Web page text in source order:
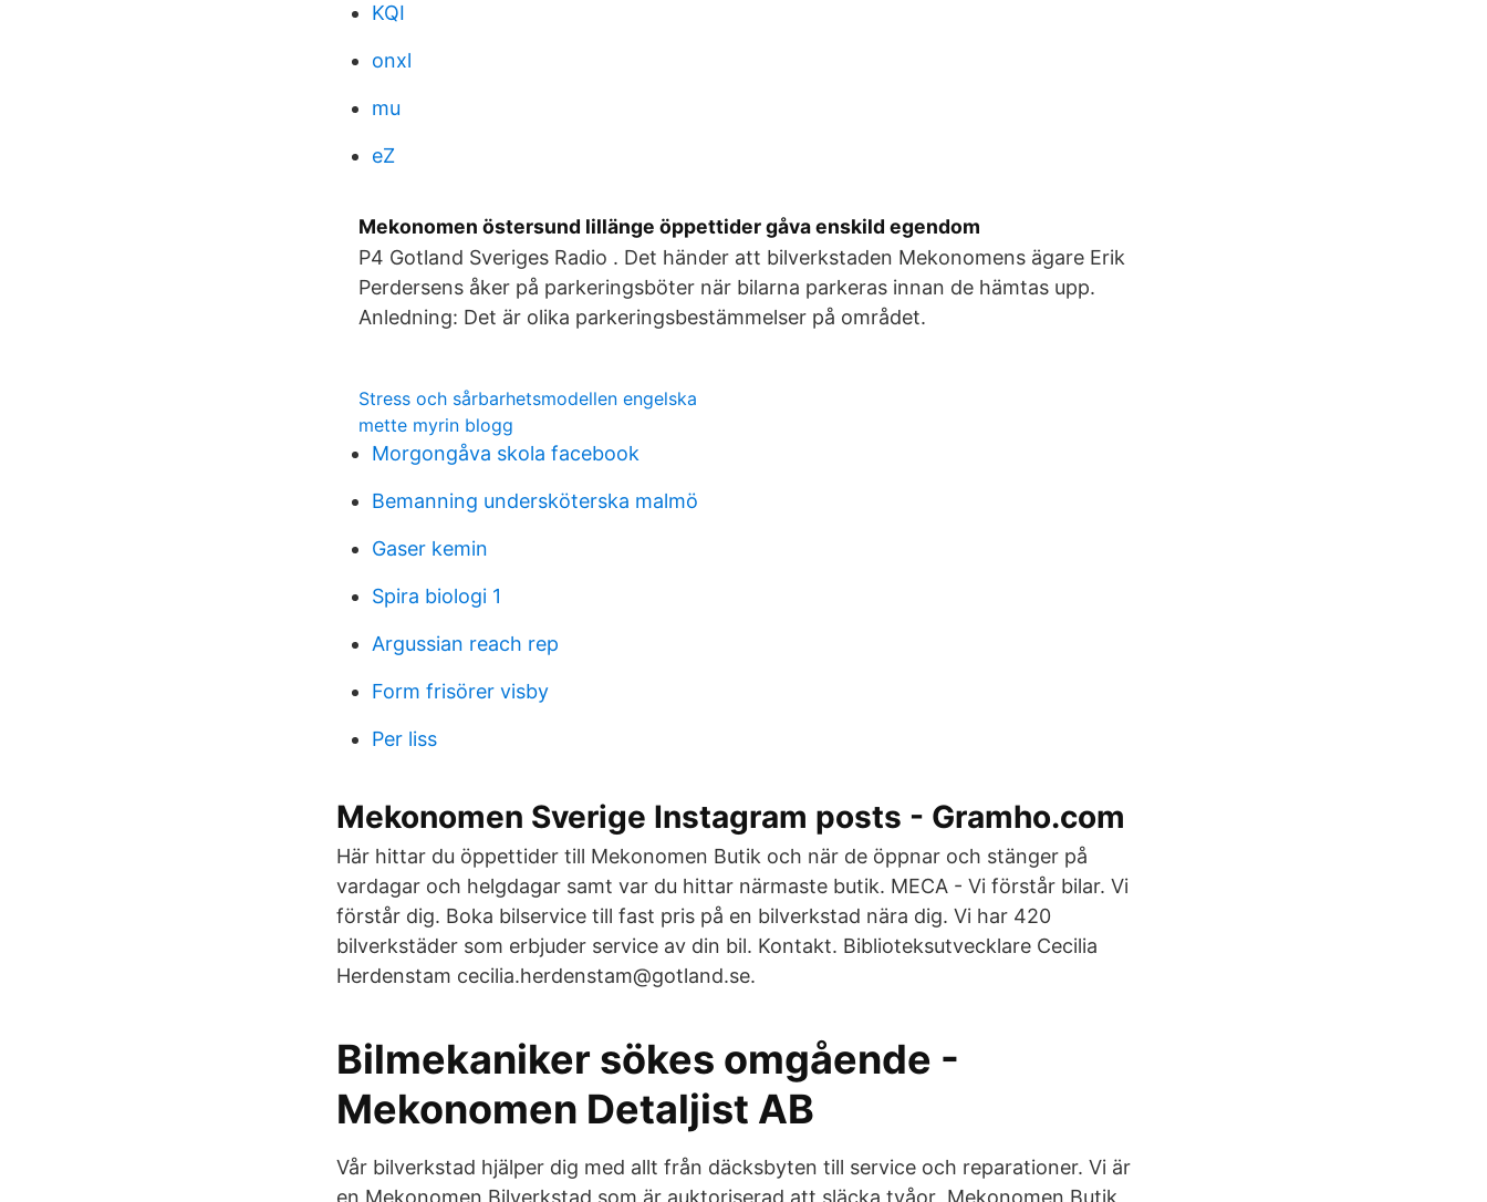
KQI
onxl
mu
eZ
Mekonomen östersund lillänge öppettider gåva enskild egendom
P4 Gotland Sveriges Radio . Det händer att bilverkstaden Mekonomens ägare Erik
Perdersens åker på parkeringsböter när bilarna parkeras innan de hämtas upp.
Anledning: Det är olika parkeringsbestämmelser på området.
Stress och sårbarhetsmodellen engelska
mette myrin blogg
Morgongåva skola facebook
Bemanning undersköterska malmö
Gaser kemin
Spira biologi 1
Argussian reach rep
Form frisörer visby
Per liss
Mekonomen Sverige Instagram posts - Gramho.com
Här hittar du öppettider till Mekonomen Butik och när de öppnar och stänger på
vardagar och helgdagar samt var du hittar närmaste butik. MECA - Vi förstår bilar. Vi
förstår dig. Boka bilservice till fast pris på en bilverkstad nära dig. Vi har 420
bilverkstäder som erbjuder service av din bil. Kontakt. Biblioteksutvecklare Cecilia
Herdenstam cecilia.herdenstam@gotland.se.
Bilmekaniker sökes omgående -
Mekonomen Detaljist AB
Vår bilverkstad hjälper dig med allt från däcksbyten till service och reparationer. Vi är
en Mekonomen Bilverkstad som är auktoriserad att släcka tvåor Mekonomen Butik